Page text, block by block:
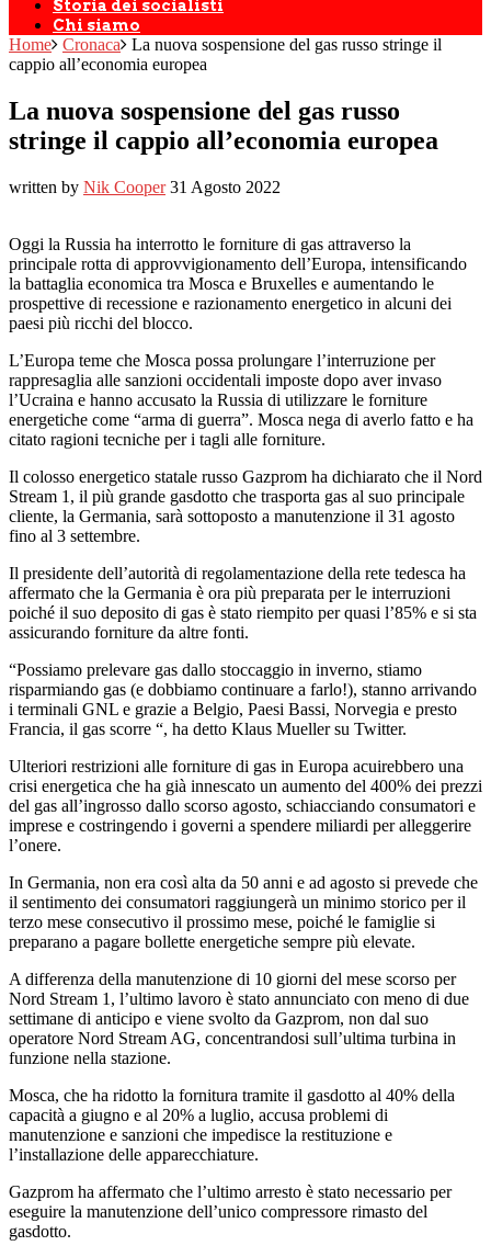
Storia dei socialisti
Chi siamo
Home Cronaca
La nuova sospensione del gas russo stringe il
cappio all’economia europea
La nuova sospensione del gas russo
stringe il cappio all’economia europea
written by Nik Cooper 31 Agosto 2022
Oggi la Russia ha interrotto le forniture di gas attraverso la
principale rotta di approvvigionamento dell’Europa, intensificando
la battaglia economica tra Mosca e Bruxelles e aumentando le
prospettive di recessione e razionamento energetico in alcuni dei
paesi più ricchi del blocco.
L’Europa teme che Mosca possa prolungare l’interruzione per
rappresaglia alle sanzioni occidentali imposte dopo aver invaso
l’Ucraina e hanno accusato la Russia di utilizzare le forniture
energetiche come “arma di guerra”. Mosca nega di averlo fatto e ha
citato ragioni tecniche per i tagli alle forniture.
Il colosso energetico statale russo Gazprom ha dichiarato che il Nord
Stream 1, il più grande gasdotto che trasporta gas al suo principale
cliente, la Germania, sarà sottoposto a manutenzione il 31 agosto
fino al 3 settembre.
Il presidente dell’autorità di regolamentazione della rete tedesca ha
affermato che la Germania è ora più preparata per le interruzioni
poiché il suo deposito di gas è stato riempito per quasi l’85% e si sta
assicurando forniture da altre fonti.
“Possiamo prelevare gas dallo stoccaggio in inverno, stiamo
risparmiando gas (e dobbiamo continuare a farlo!), stanno arrivando
i terminali GNL e grazie a Belgio, Paesi Bassi, Norvegia e presto
Francia, il gas scorre “, ha detto Klaus Mueller su Twitter.
Ulteriori restrizioni alle forniture di gas in Europa acuirebbero una
crisi energetica che ha già innescato un aumento del 400% dei prezzi
del gas all’ingrosso dallo scorso agosto, schiacciando consumatori e
imprese e costringendo i governi a spendere miliardi per alleggerire
l’onere.
In Germania, non era così alta da 50 anni e ad agosto si prevede che
il sentimento dei consumatori raggiungerà un minimo storico per il
terzo mese consecutivo il prossimo mese, poiché le famiglie si
preparano a pagare bollette energetiche sempre più elevate.
A differenza della manutenzione di 10 giorni del mese scorso per
Nord Stream 1, l’ultimo lavoro è stato annunciato con meno di due
settimane di anticipo e viene svolto da Gazprom, non dal suo
operatore Nord Stream AG, concentrandosi sull’ultima turbina in
funzione nella stazione.
Mosca, che ha ridotto la fornitura tramite il gasdotto al 40% della
capacità a giugno e al 20% a luglio, accusa problemi di
manutenzione e sanzioni che impedisce la restituzione e
l’installazione delle apparecchiature.
Gazprom ha affermato che l’ultimo arresto è stato necessario per
eseguire la manutenzione dell’unico compressore rimasto del
gasdotto.